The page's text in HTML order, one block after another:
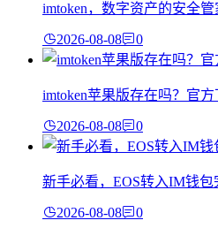
imtoken，数字资产的安全
2026-08-08 0
imtoken苹果版存在吗？官
2026-08-08 0
新手必看，EOS转入IM钱包
2026-08-08 0